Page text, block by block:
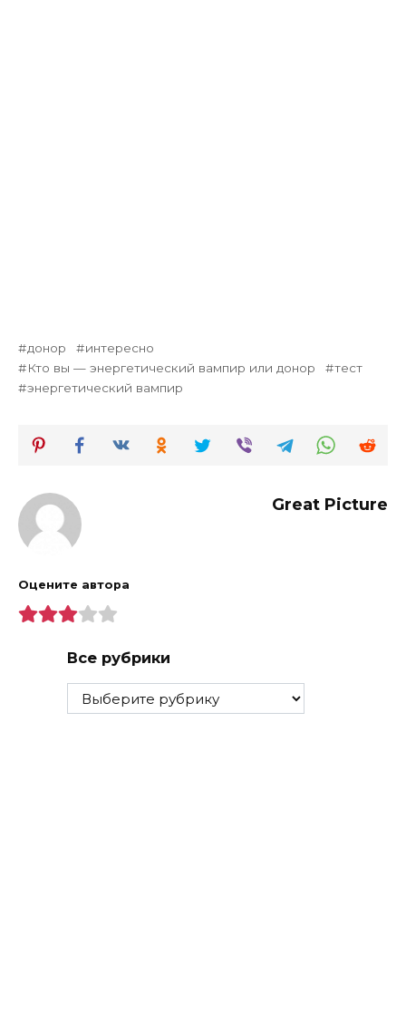
донор
интересно
Кто вы — энергетический вампир или донор
тест
энергетический вампир
Great Picture
Оцените автора
Все рубрики
Все
рубрики